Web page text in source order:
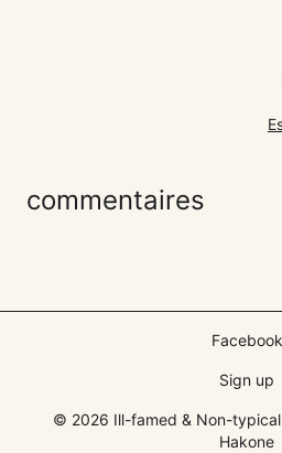
commentaires
Facebook
Sign up
© 2026 Ill-famed & Non-typical
Hakone